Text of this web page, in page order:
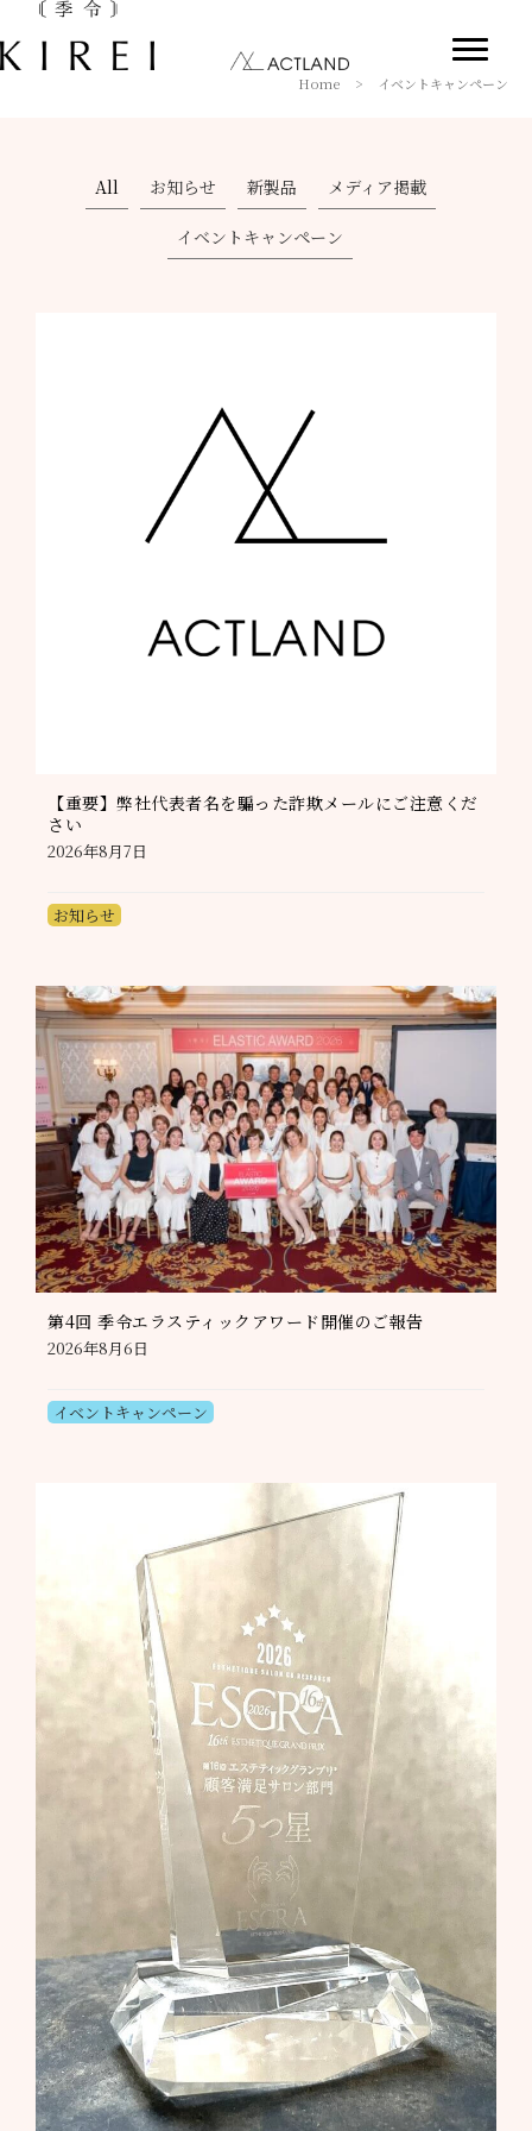
Home > イベントキャンペーン
All お知らせ 新製品 メディア掲載
イベントキャンペーン
【重要】弊社代表者名を騙った詐欺メールにご注意くだ
さい
2026年8月7日
お知らせ
第4回 季令エラスティックアワード開催のご報告
2026年8月6日
イベントキャンペーン